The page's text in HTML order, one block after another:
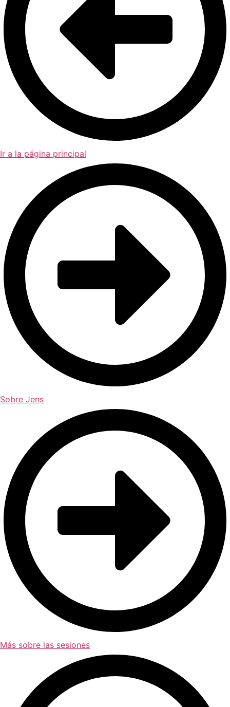
Ir a la página principal
Sobre Jens
Más sobre las sesiones